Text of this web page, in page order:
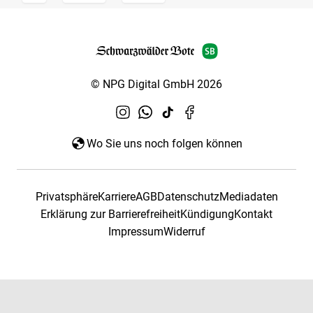
© NPG Digital GmbH 2026
Wo Sie uns noch folgen können
PrivatsphäreKarriereAGBDatenschutzMediadaten
Erklärung zur BarrierefreiheitKündigungKontakt
ImpressumWiderruf